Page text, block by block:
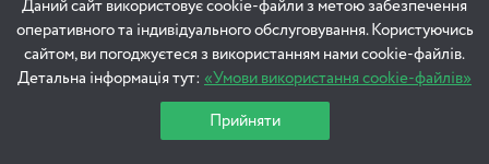
Даний сайт використовує cookie-файли з метою забезпечення
оперативного та індивідуального обслуговування. Користуючись
сайтом, ви погоджуєтеся з використанням нами cookie-файлів.
Детальна інформація тут: «Умови використання cookie-файлів»
Прийняти